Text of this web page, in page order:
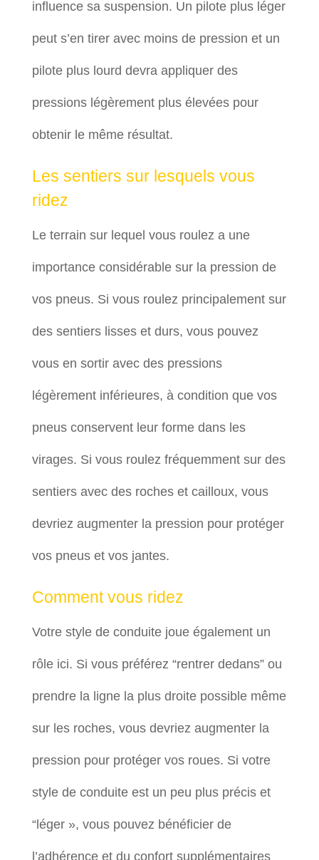
influence sa suspension. Un pilote plus léger
peut s’en tirer avec moins de pression et un
pilote plus lourd devra appliquer des
pressions légèrement plus élevées pour
obtenir le même résultat.
Les sentiers sur lesquels vous
ridez
Le terrain sur lequel vous roulez a une
importance considérable sur la pression de
vos pneus. Si vous roulez principalement sur
des sentiers lisses et durs, vous pouvez
vous en sortir avec des pressions
légèrement inférieures, à condition que vos
pneus conservent leur forme dans les
virages. Si vous roulez fréquemment sur des
sentiers avec des roches et cailloux, vous
devriez augmenter la pression pour protéger
vos pneus et vos jantes.
Comment vous ridez
Votre style de conduite joue également un
rôle ici. Si vous préférez “rentrer dedans” ou
prendre la ligne la plus droite possible même
sur les roches, vous devriez augmenter la
pression pour protéger vos roues. Si votre
style de conduite est un peu plus précis et
“léger », vous pouvez bénéficier de
l’adhérence et du confort supplémentaires